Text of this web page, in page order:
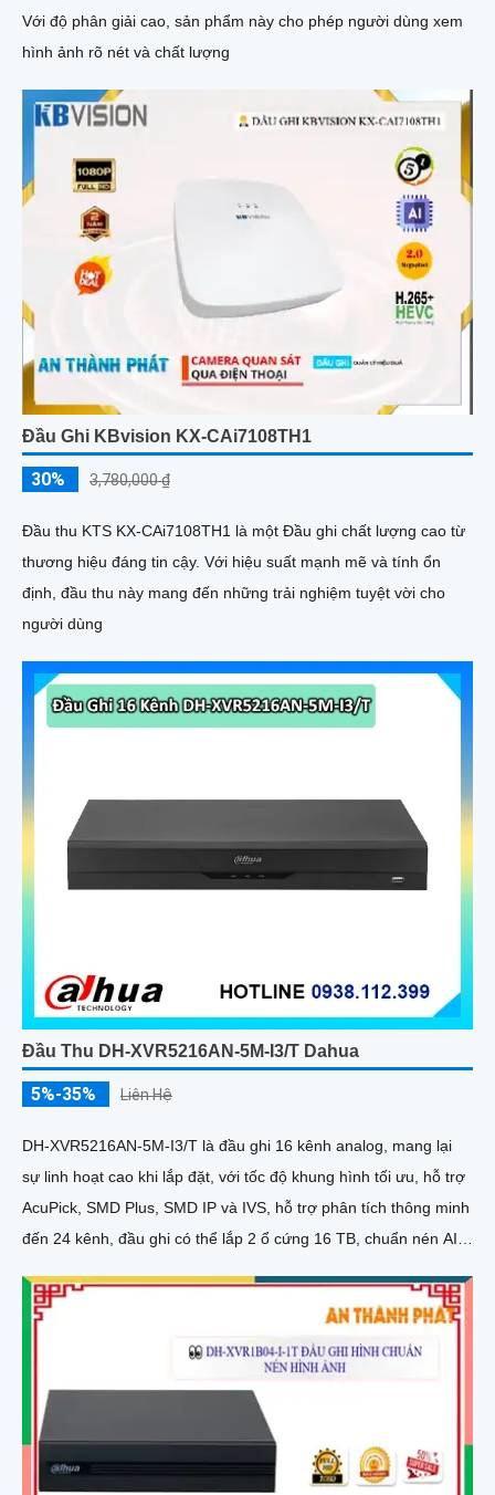
Với độ phân giải cao, sản phẩm này cho phép người dùng xem
hình ảnh rõ nét và chất lượng
Đầu Ghi KBvision KX-CAi7108TH1
30% 3,780,000 ₫
Đầu thu KTS KX-CAi7108TH1 là một Đầu ghi chất lượng cao từ
thương hiệu đáng tin cậy. Với hiệu suất mạnh mẽ và tính ổn
định, đầu thu này mang đến những trải nghiệm tuyệt vời cho
người dùng
Đầu Thu DH-XVR5216AN-5M-I3/T Dahua
5%-35% Liên Hệ
DH-XVR5216AN-5M-I3/T là đầu ghi 16 kênh analog, mang lại
sự linh hoạt cao khi lắp đặt, với tốc độ khung hình tối ưu, hỗ trợ
AcuPick, SMD Plus, SMD IP và IVS, hỗ trợ phân tích thông minh
đến 24 kênh, đầu ghi có thể lắp 2 ổ cứng 16 TB, chuẩn nén AI-